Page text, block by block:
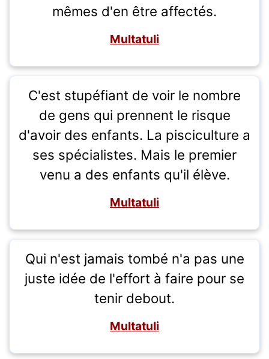
mêmes d'en être affectés.
Multatuli
C'est stupéfiant de voir le nombre
de gens qui prennent le risque
d'avoir des enfants. La pisciculture a
ses spécialistes. Mais le premier
venu a des enfants qu'il élève.
Multatuli
Qui n'est jamais tombé n'a pas une
juste idée de l'effort à faire pour se
tenir debout.
Multatuli